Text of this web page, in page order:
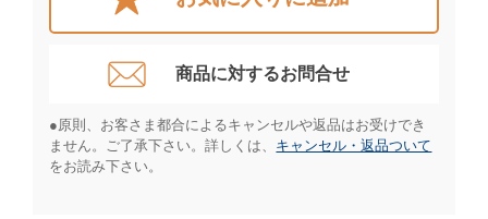
商品に対するお問合せ​
●原則、お客さま都合によるキャンセルや返品はお受けでき
ません。ご了承下さい。詳しくは、 キャンセル・返品ついて
をお読み下さい。​